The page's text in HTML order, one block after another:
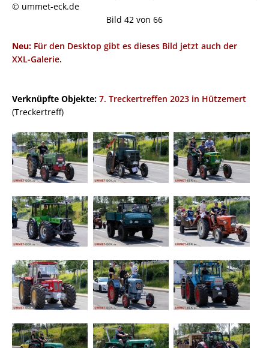
© ummet-eck.de
Bild 42 von 66
Neu: Für den Desktop gibt es dieses Bild jetzt auch der
XXL-Galerie.
Verknüpfte Objekte: 7. Treckertreffen 2023 in Hützemert
(Treckertreff)